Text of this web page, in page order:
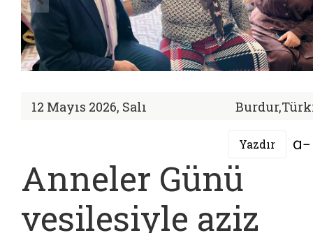
12 Mayıs 2026, Salı
Yazdır
Anneler Günü
vesilesiyle aziz